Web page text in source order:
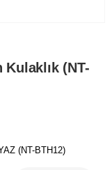
(NT-
(NT-BTH12)